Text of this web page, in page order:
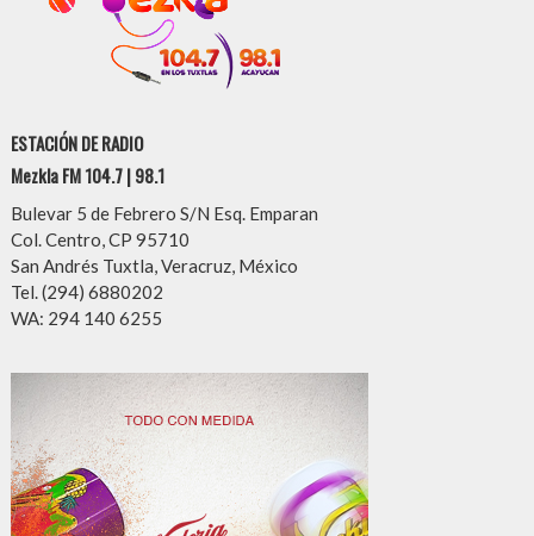
ESTACIÓN DE RADIO
Mezkla FM 104.7 | 98.1
Bulevar 5 de Febrero S/N Esq. Emparan
Col. Centro, CP 95710
San Andrés Tuxtla, Veracruz, México
Tel. (294) 6880202
WA: 294 140 6255